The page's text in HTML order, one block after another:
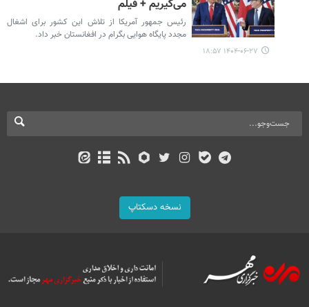
می‌گیریم + فیلم
رئیس جمهور آمریکا از تلاش این کشور برای اشغال
مجدد پایگاه هوایی بگرام در افغانستان خبر داد.
۱۴۰۴-۰۶-۲۷ ۱۸:۵۷
نسخه دسکتاپ